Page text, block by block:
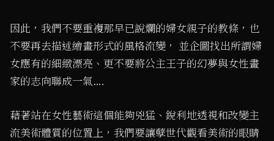
因此，我們不要重複那早已說爛的婦女親子的教條，也
不要再去描述繪畫形式的風格流變， 並企圖找出所謂婦
女應有的細緻漂亮、更不要將公主王子的幻夢與女性畫
家的志向聯成一氣….
藉著站在女性藝術這個能夠兇猛、銳利地透視和改變主
流美術體質的位置上，我們要讓孽世代觀看美術的眼睛